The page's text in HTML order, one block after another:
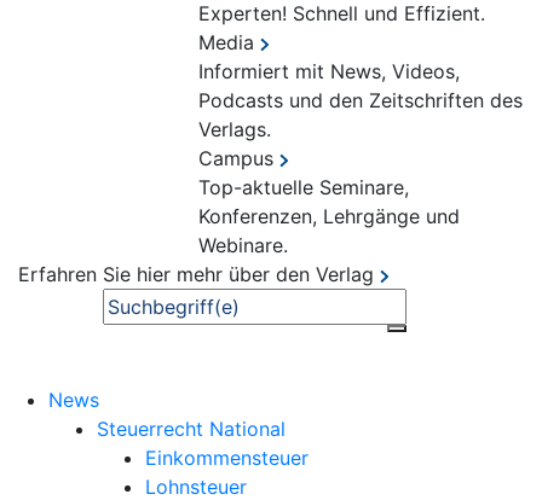
Experten! Schnell und Effizient.
Media
Informiert mit News, Videos,
Podcasts und den Zeitschriften des
Verlags.
Campus
Top-aktuelle Seminare,
Konferenzen, Lehrgänge und
Webinare.
Erfahren Sie hier mehr über den Verlag
Suche
News
Steuerrecht National
Einkommensteuer
Lohnsteuer